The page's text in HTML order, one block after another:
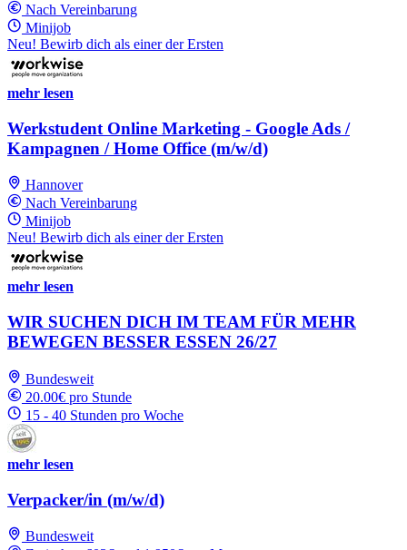
Nach Vereinbarung
Minijob
Neu! Bewirb dich als einer der Ersten
mehr lesen
Werkstudent Online Marketing - Google Ads /
Kampagnen / Home Office (m/w/d)
Hannover
Nach Vereinbarung
Minijob
Neu! Bewirb dich als einer der Ersten
mehr lesen
WIR SUCHEN DICH IM TEAM FÜR MEHR
BEWEGEN BESSER ESSEN 26/27
Bundesweit
20.00€ pro Stunde
15 - 40 Stunden pro Woche
mehr lesen
Verpacker/in (m/w/d)
Bundesweit